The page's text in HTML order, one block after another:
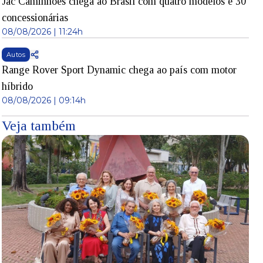
concessionárias
08/08/2026 | 11:24h
Autos
Range Rover Sport Dynamic chega ao país com motor
híbrido
08/08/2026 | 09:14h
Veja também